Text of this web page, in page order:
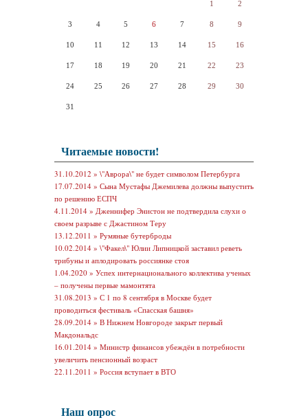
1 2
3 4 5 6 7 8 9
10 11 12 13 14 15 16
17 18 19 20 21 22 23
24 25 26 27 28 29 30
31
Читаемые новости!
31.10.2012 » \"Аврора\" не будет символом Петербурга
17.07.2014 » Сына Мустафы Джемилева должны выпустить
по решению ЕСПЧ
4.11.2014 » Дженнифер Энистон не подтвердила слухи о
своем разрыве с Джастином Теру
13.12.2011 » Румяные бутерброды
10.02.2014 » \"Факел\" Юлии Липницкой заставил реветь
трибуны и аплодировать россиянке стоя
1.04.2020 » Успех интернационального коллектива ученых
– получены первые мамонтята
31.08.2013 » С 1 по 8 сентября в Москве будет
проводиться фестиваль «Спасская башня»
28.09.2014 » В Нижнем Новгороде закрыт первый
Макдональдс
16.01.2014 » Министр финансов убеждён в потребности
увеличить пенсионный возраст
22.11.2011 » Россия вступает в ВТО
Наш опрос